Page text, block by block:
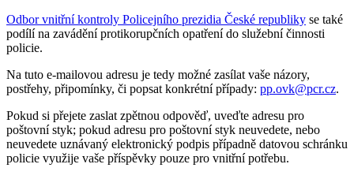
Odbor vnitřní kontroly Policejního prezidia České republiky se také
podílí na zavádění protikorupčních opatření do služební činnosti
policie.
Na tuto e-mailovou adresu je tedy možné zasílat vaše názory,
postřehy, připomínky, či popsat konkrétní případy: pp.ovk@pcr.cz.
Pokud si přejete zaslat zpětnou odpověď, uveďte adresu pro
poštovní styk; pokud adresu pro poštovní styk neuvedete, nebo
neuvedete uznávaný elektronický podpis případně datovou schránku
policie využije vaše příspěvky pouze pro vnitřní potřebu.